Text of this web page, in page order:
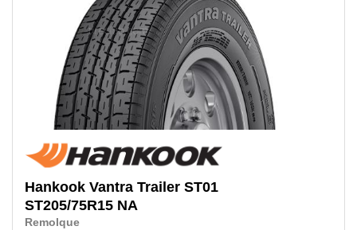
Hankook Vantra Trailer ST01
ST205/75R15 NA
Remolque